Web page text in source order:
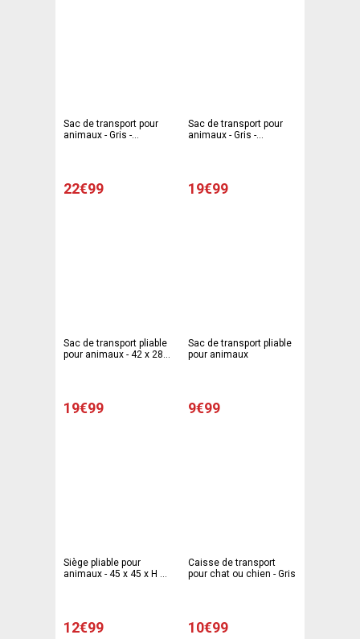
Sac de transport pour
animaux - Gris -
22€99
Sac de transport pour
animaux - Gris -
19€99
Sac de transport pliable
pour animaux - 42 x 28 x
19€99
Sac de transport pliable
pour animaux
9€99
Siège pliable pour
animaux - 45 x 45 x H 58
12€99
Caisse de transport
pour chat ou chien - Gris
10€99